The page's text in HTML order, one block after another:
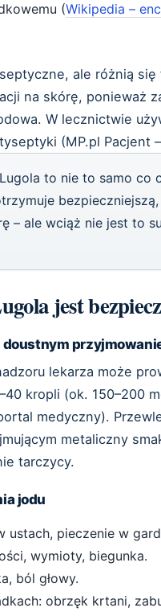
(Wikipedia –
ale różnią
na skórę, ponieważ
W lecznictwie
(MP.pl Pacjent
Lugola to nie to samo
– ale wciąż nie jest to
jest
lekarza może
kropli (ok. 150–200
medyczny).
metaliczny
tarczycy.
jodu
ustach, pieczenie w
wymioty, biegunka.
ból głowy.
obrzęk krtani,